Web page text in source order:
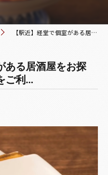
【駅近】経堂で個室がある居酒屋をお探しならぜひ、くろこをご利...
ある居酒屋をお探
ご利...